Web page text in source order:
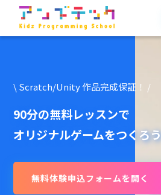
授業の流れ
先生紹介
授業時間・料金
\ Scratch/Unity 作品完成保証！ /
90分の無料レッスンで
オリジナルゲームをつくろ
無料体験申込フォームを開く